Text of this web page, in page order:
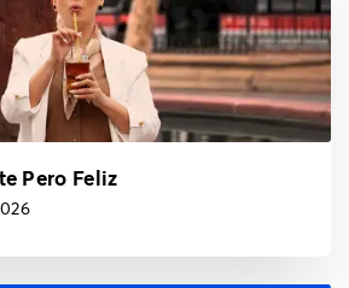
Pero Feliz